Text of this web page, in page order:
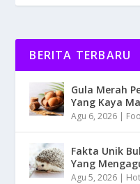
BERITA TERBARU
Gula Merah
Yang Kaya
Agu 6, 2026 |
Fakta Unik
Yang
Agu 5, 2026 | Hot